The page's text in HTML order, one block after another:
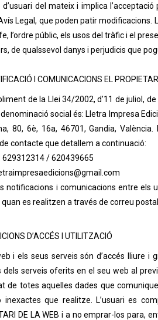
d’usuari del mateix i implica
Legal, que poden patir modificacions.
l’ordre públic, els usos del tràfic i el
de qualssevol danys i perjudicis que
I COMUNICACIONS EL
de la Llei 34/2002, d’11 de juliol,
social és: Lletra Impresa
80, 6è, 16a, 46701, Gandia,
contacte que detallem a continuació:
629312314 / 620439665
notificacions i comunicacions entre els
quan es realitzen a través de correu
D’ACCÉS I UTILITZACIÓ
i els seus serveis són d’accés lliure i
dels serveis oferits en el seu web al
de totes aquelles dades que
inexactes que realitze. L’usuari es
DE LA WEB i a no emprar-los para,